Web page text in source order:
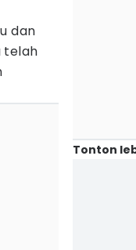
dan
telah
Tonton